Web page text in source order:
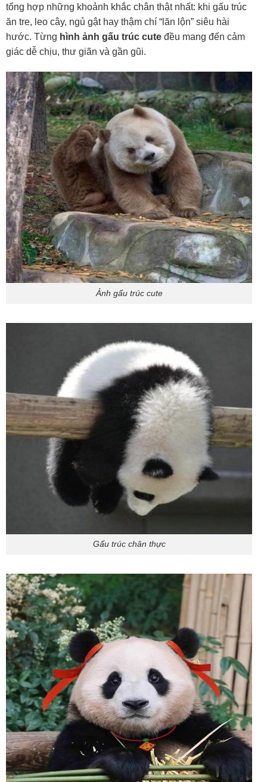
tổng hợp những khoảnh khắc chân thật nhất: khi gấu trúc
ăn tre, leo cây, ngủ gật hay thậm chí “lăn lộn” siêu hài
hước. Từng hình ảnh gấu trúc cute đều mang đến cảm
giác dễ chịu, thư giãn và gần gũi.
Ảnh gấu trúc cute
Gấu trúc chân thực